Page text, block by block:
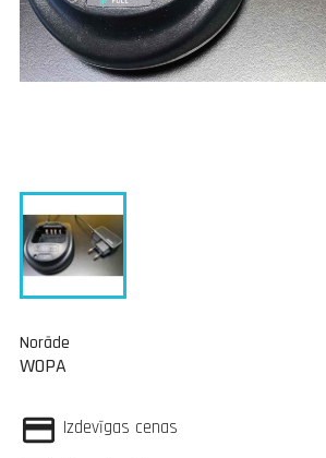
Norāde
WOPA
Izdevīgas cenas